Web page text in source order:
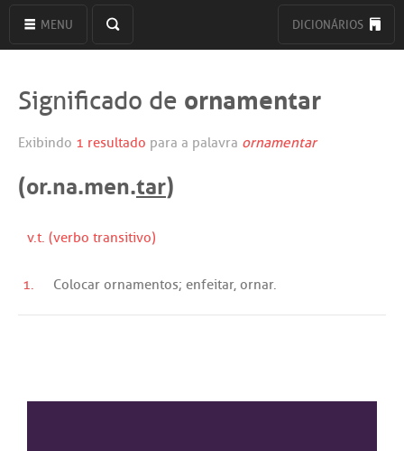
MENU DICIONÁRIOS
Significado de ornamentar
Exibindo 1 resultado para a palavra ornamentar
(or.na.men.tar)
v.t. (verbo transitivo)
1. Colocar ornamentos; enfeitar, ornar.